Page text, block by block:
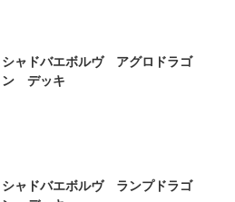
シャドバエボルヴ アグロドラゴ
ン デッキ
シャドバエボルヴ ランプドラゴ